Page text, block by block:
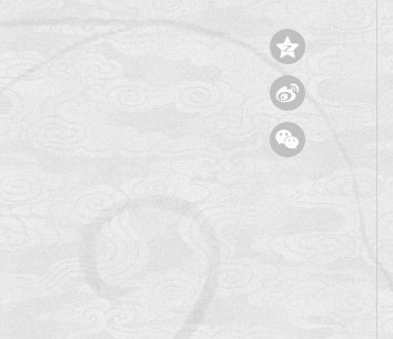


